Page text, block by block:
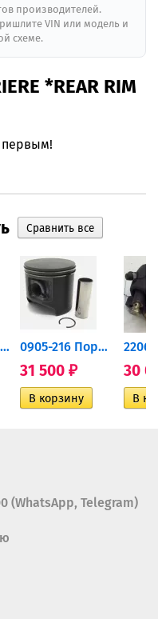
производителей.
VIN или модель и
схеме.
*REAR RIM
первым!
05-252 Колодки тормозные... 0905-216 Поршень Arctic Cat...
31 500 ₽ 30
(WhatsApp, Telegram)